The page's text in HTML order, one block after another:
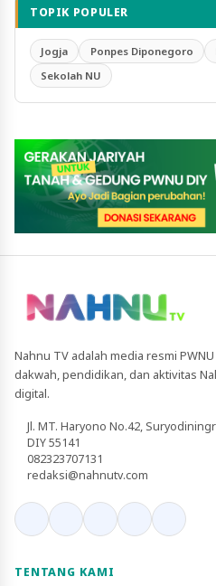
TOPIK POPULER
Jogja Ponpes Diponegoro
Sekolah NU
Nahnu TV adalah media resmi
dakwah, pendidikan, dan aktivitas
digital.
Jl. MT. Haryono No.42,
DIY 55141
082323707131
redaksi@nahnutv.com
TENTANG KAMI